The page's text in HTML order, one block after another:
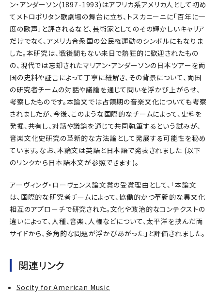
ン・アンダーソン(1897-1993)はアフリカ系アメリカ人として初め
てメトロポリタン歌劇場の舞台に立ち、トスカニーニに「百年に一
度の歌声」と評されるなど、芸術家としてのその輝かしいキャリア
だけでなく、アメリカ合衆国の公民権運動のシンボルにもなりま
した。本研究は、戦後間もない来日で熱狂的に歓迎されたもの
の、現代では忘却されたマリアン・アンダーソンの日本ツアーを両
国の史料や証言によって丁寧に紐解き、その背景について、両国
の研究者チームの対話や議論を通じて問いを浮かび上がらせ、
考察したものです。本論文では占領期の音楽文化についても考察
されましたが、今後、このような国際的なチームによって、史料を
発掘、共有し、対話や議論を通じて共同執筆するという試みが、
音楽文化史研究の革新的な方法論として発展する可能性を秘め
ています。なお、本論文は英語と日本語で発表されました (以下
のリンクから日本語本文が参照できます)。
アーヴィング・ローヴェンス論文賞の受賞理由として、「本論文
は、国際的な研究者チームによって、協働的かつ革新的な異文化
相互のアプローチで研究された。文化や政治的なコンテクストの
違いによって、人種、音楽、人権などについて、太平洋を挟んだ両
サイドから、多角的な問題が浮かびあがった」と評価されました。
関連リンク
Socity for American Music